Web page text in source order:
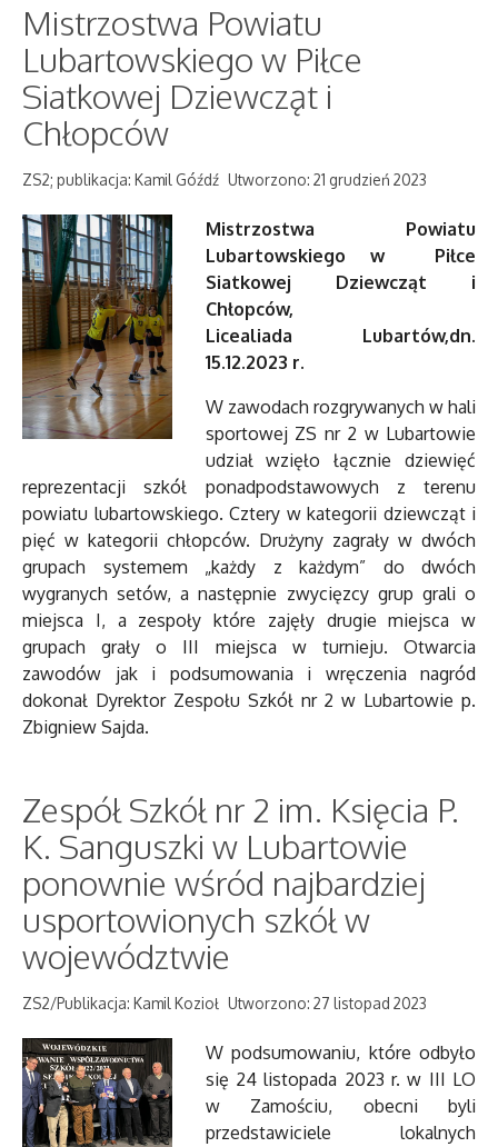
Mistrzostwa Powiatu
Lubartowskiego w Piłce
Siatkowej Dziewcząt i
Chłopców
ZS2; publikacja: Kamil Góźdź Utworzono: 21 grudzień 2023
Mistrzostwa Powiatu
Lubartowskiego w Piłce
Siatkowej Dziewcząt i
Chłopców,
Licealiada Lubartów,dn.
15.12.2023 r.
W zawodach rozgrywanych w hali
sportowej ZS nr 2 w Lubartowie
udział wzięło łącznie dziewięć
reprezentacji szkół ponadpodstawowych z terenu
powiatu lubartowskiego. Cztery w kategorii dziewcząt i
pięć w kategorii chłopców. Drużyny zagrały w dwóch
grupach systemem „każdy z każdym” do dwóch
wygranych setów, a następnie zwycięzcy grup grali o
miejsca I, a zespoły które zajęły drugie miejsca w
grupach grały o III miejsca w turnieju. Otwarcia
zawodów jak i podsumowania i wręczenia nagród
dokonał Dyrektor Zespołu Szkół nr 2 w Lubartowie p.
Zbigniew Sajda.
Zespół Szkół nr 2 im. Księcia P.
K. Sanguszki w Lubartowie
ponownie wśród najbardziej
usportowionych szkół w
województwie
ZS2/Publikacja: Kamil Kozioł Utworzono: 27 listopad 2023
W podsumowaniu, które odbyło
się 24 listopada 2023 r. w III LO
w Zamościu, obecni byli
przedstawiciele lokalnych